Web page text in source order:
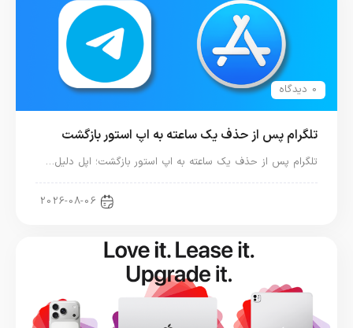
0 دیدگاه
تلگرام پس از حذف یک ساعته به اپ استور بازگشت
تلگرام پس از حذف یک ساعته به اپ استور بازگشت؛ اپل دلیل…
2026-08-06